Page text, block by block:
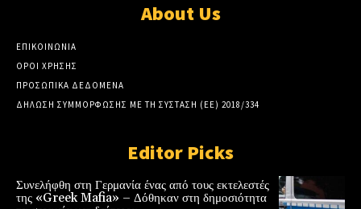
About Us
ΕΠΙΚΟΙΝΩΝΙΑ
ΟΡΟΙ ΧΡΗΣΗΣ
ΠΡΟΣΩΠΙΚΑ ΔΕΔΟΜΕΝΑ
ΔΗΛΩΣΗ ΣΥΜΜΟΡΦΩΣΗΣ ΜΕ ΤΗ ΣΥΣΤΑΣΗ (ΕΕ) 2018/334
Editor Picks
Συνελήφθη στη Γερμανία ένας από τους εκτελεστές
της «Greek Mafia» – Δόθηκαν στη δημοσιότητα